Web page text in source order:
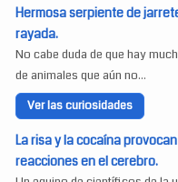
Hermosa serpiente de
rayada.
No cabe duda de que hay
de animales que aún no...
Ver las curiosidades
La risa y la cocaína
reacciones en el cerebro.